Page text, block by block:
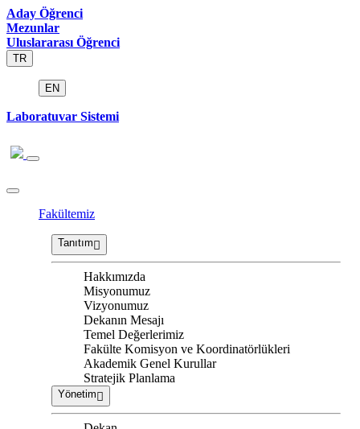
Aday Öğrenci
Mezunlar
Uluslararası Öğrenci
TR
EN
Laboratuvar Sistemi
Fakültemiz
Tanıtım
Hakkımızda
Misyonumuz
Vizyonumuz
Dekanın Mesajı
Temel Değerlerimiz
Fakülte Komisyon ve Koordinatörlükleri
Akademik Genel Kurullar
Stratejik Planlama
Yönetim